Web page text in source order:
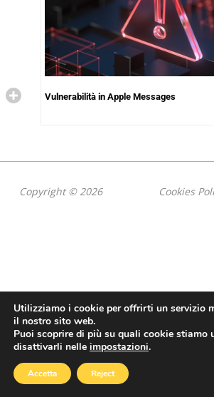
Vulnerabilità in Apple Messages
Copyright © 2026 Cookies
Utilizziamo i cookie per offrirti un servizio
il nostro sito web.
Puoi scoprire di più su quali cookie stiamo
disattivarli nelle impostazioni.
Accetta Reject